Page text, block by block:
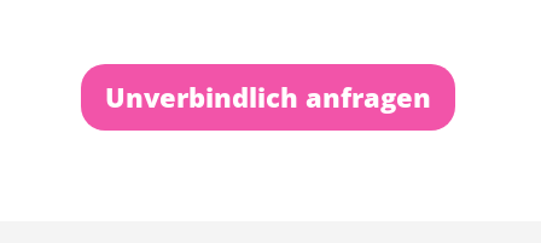
Unverbindlich anfragen